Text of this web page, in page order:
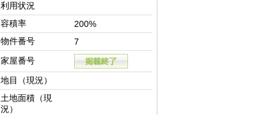
利用状況
容積率
200%
物件番号
7
家屋番号
地目（現況）
土地面積（現
況）